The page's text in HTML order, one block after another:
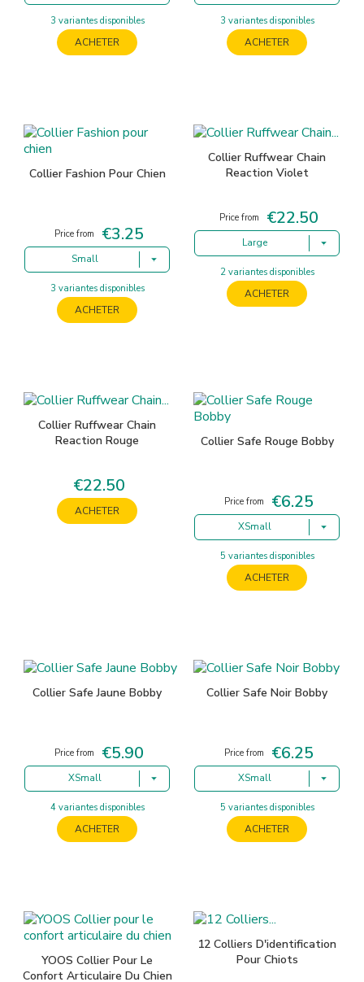
3 variantes disponibles
ACHETER
3 variantes disponibles
ACHETER
Collier Fashion Pour Chien
Price from Price
€3.25
Small
3 variantes disponibles
ACHETER
Collier Ruffwear Chain
Reaction Violet
Price from Price
€22.50
Large
2 variantes disponibles
ACHETER
Collier Ruffwear Chain
Reaction Rouge
Price
€22.50
ACHETER
Collier Safe Rouge Bobby
Price from Price
€6.25
XSmall
5 variantes disponibles
ACHETER
Collier Safe Jaune Bobby
Price from Price
€5.90
XSmall
4 variantes disponibles
ACHETER
Collier Safe Noir Bobby
Price from Price
€6.25
XSmall
5 variantes disponibles
ACHETER
YOOS Collier Pour Le
Confort Articulaire Du Chien
12 Colliers D'identification
Pour Chiots